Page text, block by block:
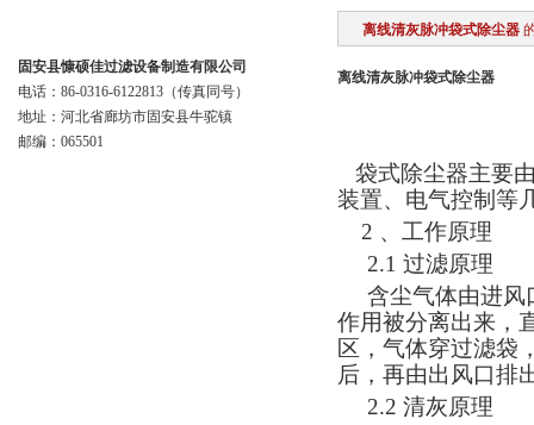
离线清灰脉冲袋式除尘器
离线清灰脉冲袋式除尘器
袋式除尘器主要
装置、电气控制等
2 、工作原理
2.1 过滤原理
含尘气体由进风
作用被分离出来，
区，气体穿过滤袋
后，再由出风口排
2.2 清灰原理
固安县慷硕佳过滤设备制造有限公司
电话：86-0316-6122813（传真同号）
地址：河北省廊坊市固安县牛驼镇
邮编：065501